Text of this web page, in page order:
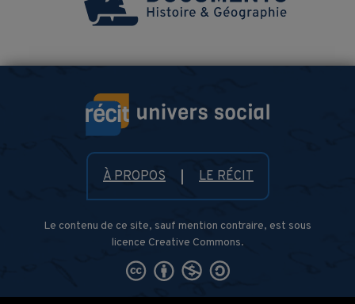
À PROPOS LE RÉCIT
Le contenu de ce site, sauf mention contraire, est sous
licence Creative Commons.